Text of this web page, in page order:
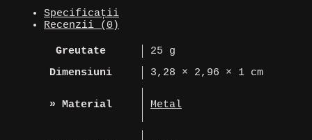
Specificații
Recenzii (0)
Greutate
25 g
Dimensiuni
3,28 × 2,96 × 1 cm
» Material Metal